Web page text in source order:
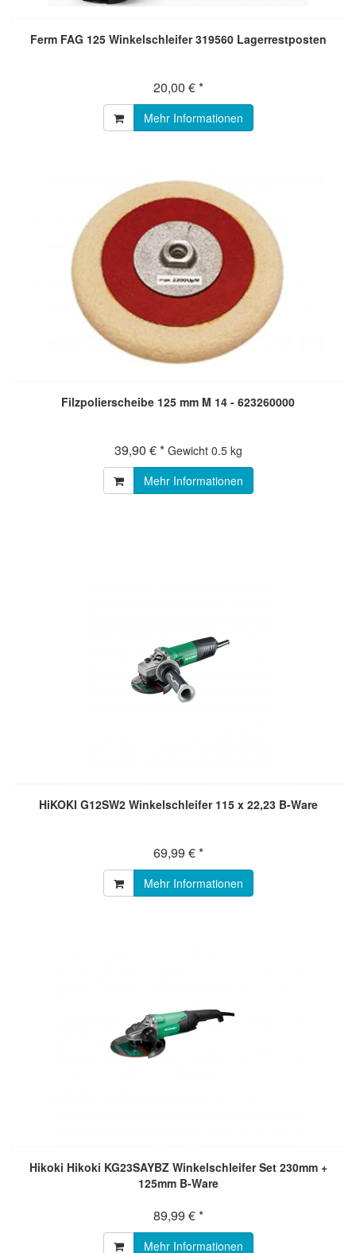
Ferm FAG 125 Winkelschleifer 319560 Lagerrestposten
20,00 € *
Mehr Informationen
Filzpolierscheibe 125 mm M 14 - 623260000
39,90 € * Gewicht 0.5 kg
Mehr Informationen
HiKOKI G12SW2 Winkelschleifer 115 x 22,23 B-Ware
69,99 € *
Mehr Informationen
Hikoki Hikoki KG23SAYBZ Winkelschleifer Set 230mm +
125mm B-Ware
89,99 € *
Mehr Informationen